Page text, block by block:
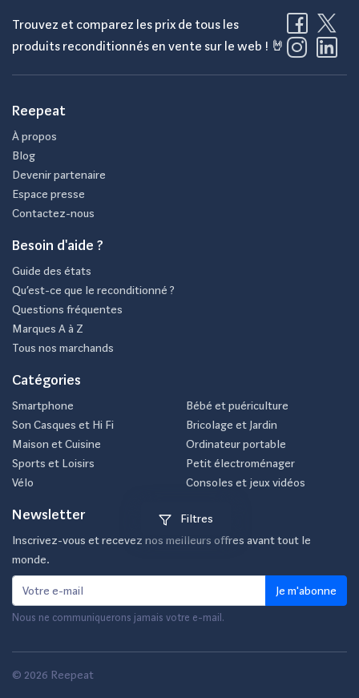
Filtres
Trouvez et comparez les prix de tous les
produits reconditionnés en vente sur le web ! 🤘
Reepeat
À propos
Blog
Devenir partenaire
Espace presse
Contactez-nous
Besoin d'aide ?
Guide des états
Qu’est-ce que le reconditionné ?
Questions fréquentes
Marques A à Z
Tous nos marchands
Catégories
Smartphone
Son Casques et Hi Fi
Maison et Cuisine
Sports et Loisirs
Vélo
Bébé et puériculture
Bricolage et Jardin
Ordinateur portable
Petit électroménager
Consoles et jeux vidéos
Newsletter
Inscrivez-vous et recevez nos meilleurs offres avant tout le
monde.
Je m'abonne
Nous ne communiquerons jamais votre e-mail.
© 2026 Reepeat